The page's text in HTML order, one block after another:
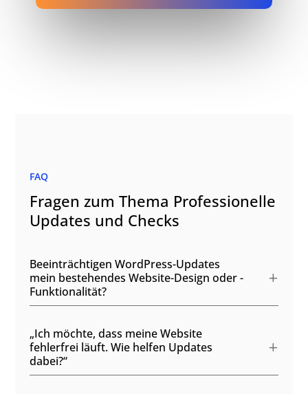
FAQ
Fragen zum Thema Professionelle
Updates und Checks
Beeinträchtigen WordPress-Updates
mein bestehendes Website-Design oder -
Funktionalität?
„Ich möchte, dass meine Website
fehlerfrei läuft. Wie helfen Updates
dabei?“